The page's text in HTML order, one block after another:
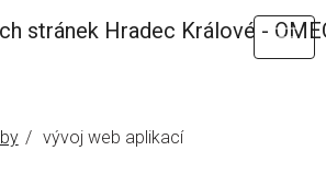
vývoj web aplikací